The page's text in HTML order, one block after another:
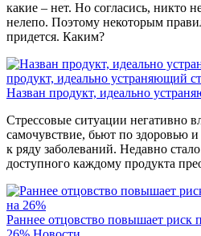
какие – нет. Но согласись, никто
нелепо. Поэтому некоторым
придется. Каким?
продукт, идеально устраняющий
Назван продукт, идеально
Стрессовые ситуации негативно
самочувствие, бьют по здоровью
к ряду заболеваний. Недавно
доступного каждому продукта
Раннее отцовство повышает риск